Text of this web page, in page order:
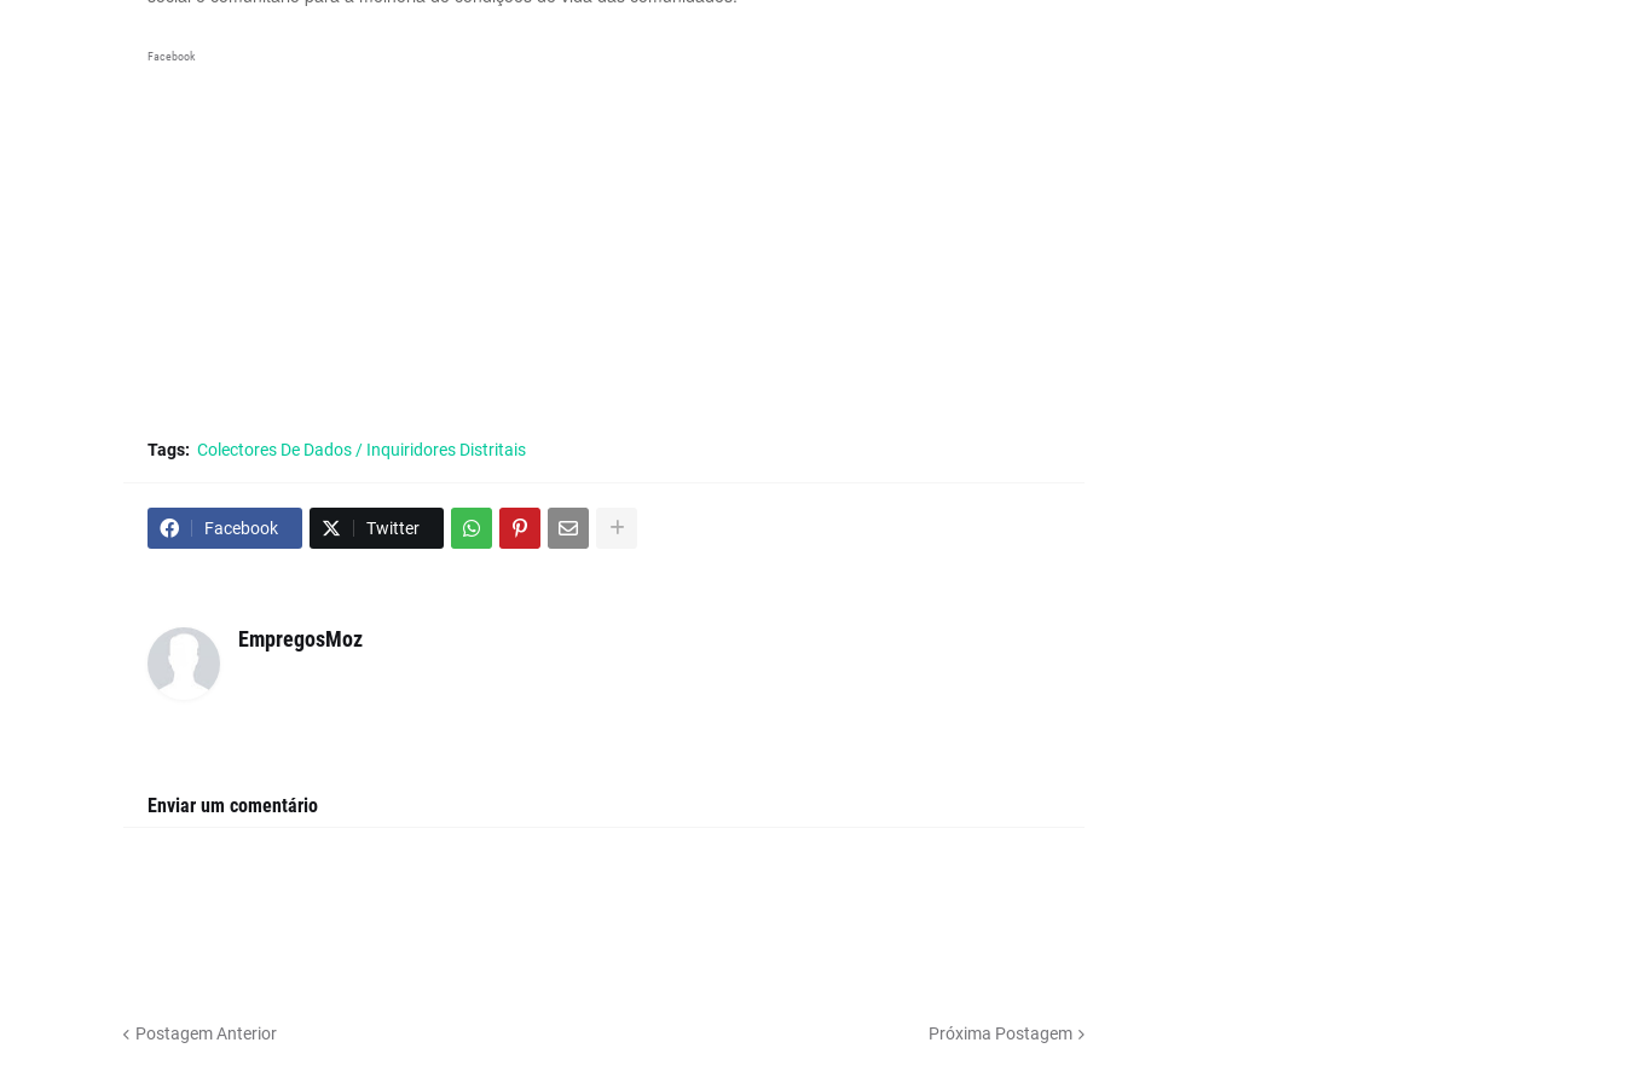
Facebook
Tags: Colectores De Dados / Inquiridores Distritais
Facebook Twitter
EmpregosMoz
Enviar um comentário
Postagem Anterior Próxima Postagem